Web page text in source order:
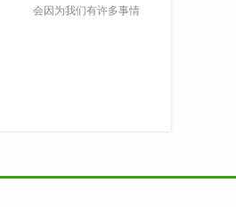
会因为我们有许多事情